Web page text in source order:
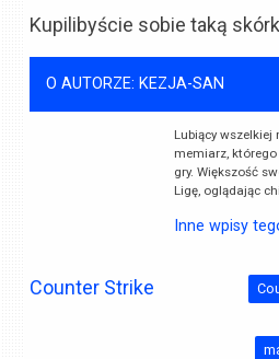
Kupilibyście sobie taką
O AUTORZE: KEZJA-SAN
Lubiący wszelkiej
memiarz, którego
gry. Większość
Ligę, oglądając
Inne wpisy
Counter Strike